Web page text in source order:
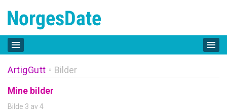
ArtigGutt » Bilder
Mine bilder
Bilde 3 av 4